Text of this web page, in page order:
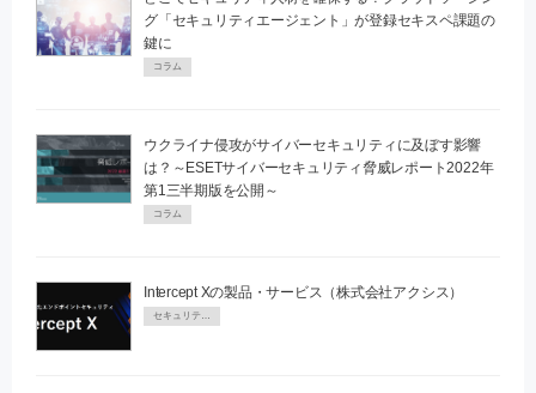
グ「セキュリティエージェント」が登録セキスペ課題の
鍵に
コラム
ウクライナ侵攻がサイバーセキュリティに及ぼす影響
は？～ESETサイバーセキュリティ脅威レポート2022年
第1三半期版を公開～
コラム
Intercept Xの製品・サービス（株式会社アクシス）
セキュリティPR